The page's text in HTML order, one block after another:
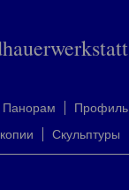
Панорам Профиль
Скульптуры